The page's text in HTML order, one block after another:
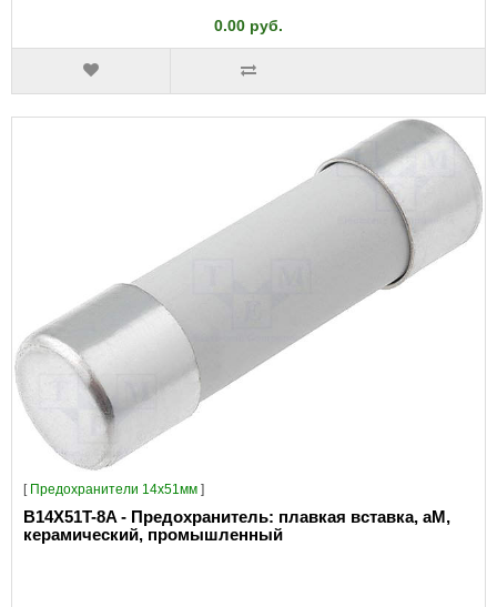
0.00 руб.
[ Предохранители 14x51мм ]
B14X51T-8A - Предохранитель: плавкая вставка, aM,
керамический, промышленный